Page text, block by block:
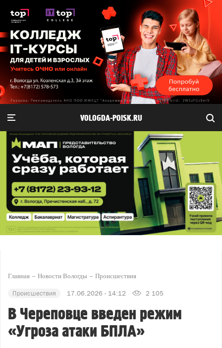
VOLOGDA-POISK.RU
Главная Новости Вологды Происшествия
Происшествия 17.06.2026 - 14:12 2 105
В Череповце введен режим
«Угроза атаки БПЛА»